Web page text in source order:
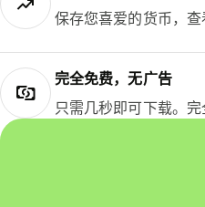
保存您喜爱的货币，查
完全免费，无广告
只需几秒即可下载。完